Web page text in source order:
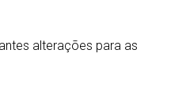
alterações para as